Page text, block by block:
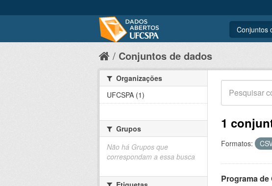
Conjuntos
Conjuntos de dados
1
Formatos:
Programa de
Organizações
UFCSPA (1)
Grupos
Não há Grupos que
correspondam a essa busca